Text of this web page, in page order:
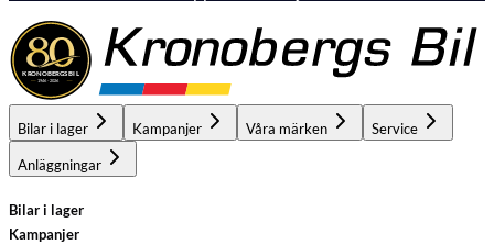
Bilar i lager Kampanjer Våra märken Service
Anläggningar
Bilar i lager
Kampanjer